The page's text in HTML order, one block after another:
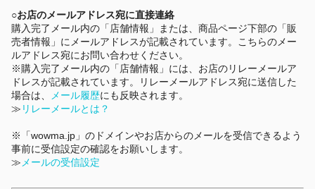
○お店のメールアドレス宛に直接連絡
購入完了メール内の「店舗情報」または、商品ページ下部の「販
売者情報」にメールアドレスが記載されています。こちらのメー
ルアドレス宛にお問い合わせください。
※購入完了メール内の「店舗情報」には、お店のリレーメールア
ドレスが記載されています。リレーメールアドレス宛に送信した
場合は、
メール履歴にも反映されます。
≫ リレーメールとは？
※「wowma.jp」のドメインやお店からのメールを受信できるよう
事前に受信設定の確認をお願いします。
≫ メールの受信設定